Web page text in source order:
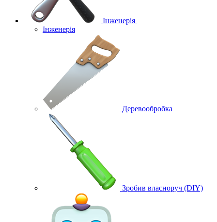
Інженерія
Інженерія
Деревообробка
Зробив власноруч (DIY)